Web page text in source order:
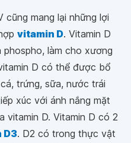
cũng mang lại những lợi
vitamin D. Vitamin D
làm cho xương
D có thể được bổ
trứng, sữa, nước trái
xúc với ánh nắng mặt
D. Vitamin D có 2
D3. D2 có trong thực vật